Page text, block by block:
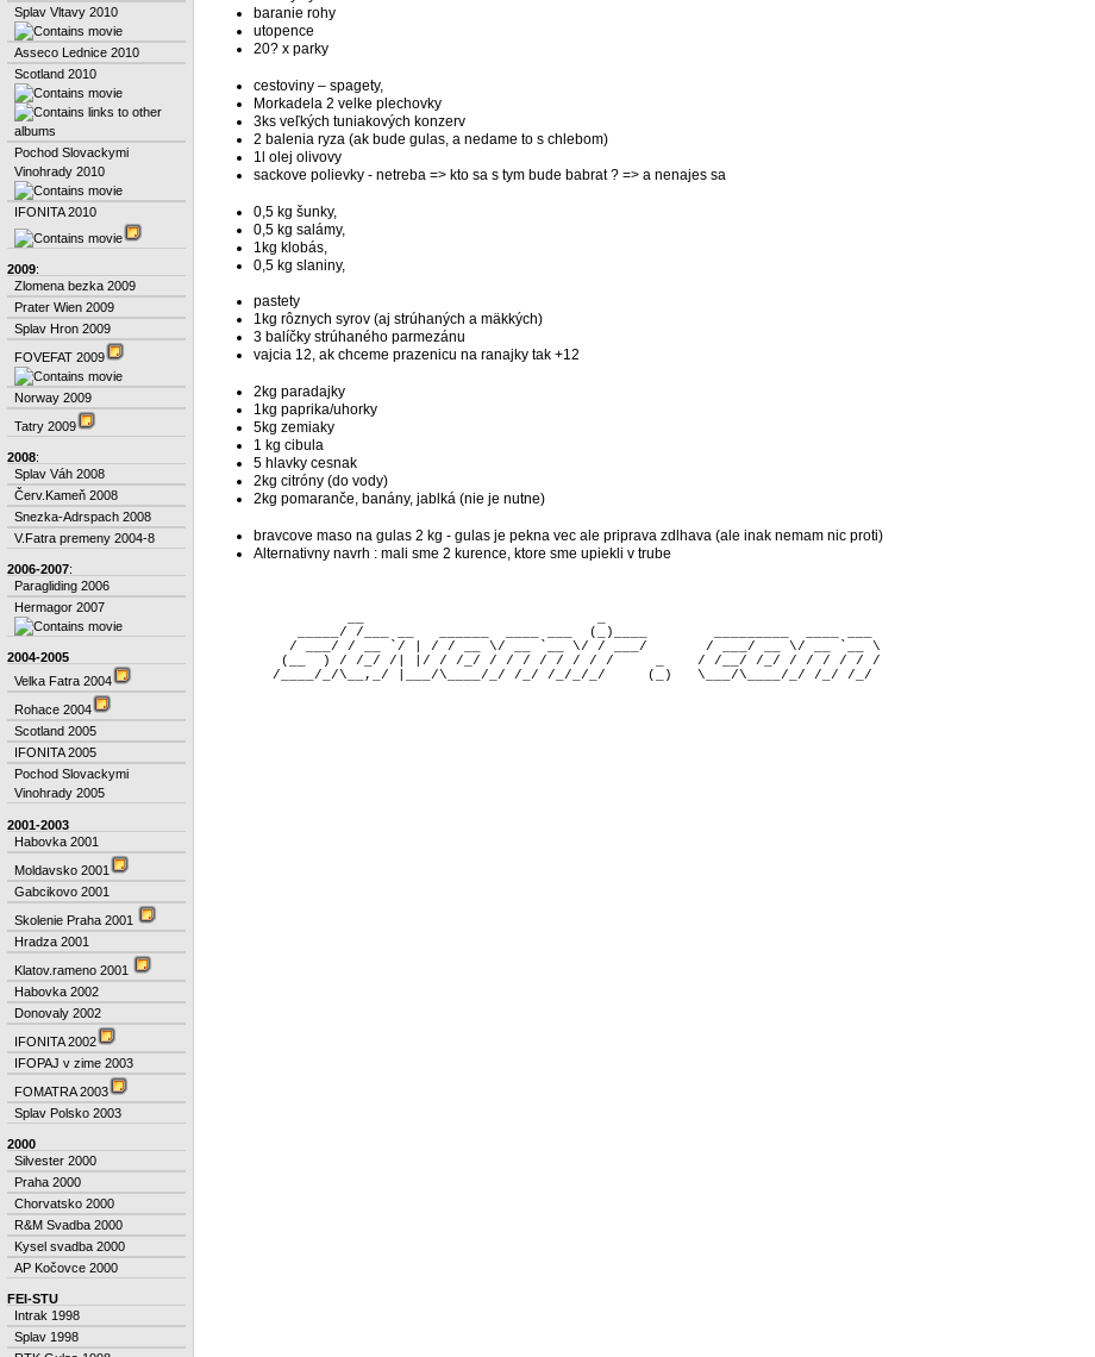
Splav Vltavy 2010
Asseco Lednice 2010
Scotland 2010
Pochod Slovackymi
Vinohrady 2010
IFONITA 2010
2009:
Zlomena bezka 2009
Prater Wien 2009
Splav Hron 2009
FOVEFAT 2009
Norway 2009
Tatry 2009
2008:
Splav Váh 2008
Červ.Kameň 2008
Snezka-Adrspach 2008
V.Fatra premeny 2004-8
2006-2007:
Paragliding 2006
Hermagor 2007
2004-2005
Velka Fatra 2004
Rohace 2004
Scotland 2005
IFONITA 2005
Pochod Slovackymi
Vinohrady 2005
2001-2003
Habovka 2001
Moldavsko 2001
Gabcikovo 2001
Skolenie Praha 2001
Hradza 2001
Klatov.rameno 2001
Habovka 2002
Donovaly 2002
IFONITA 2002
IFOPAJ v zime 2003
FOMATRA 2003
Splav Polsko 2003
2000
Silvester 2000
Praha 2000
Chorvatsko 2000
R&M Svadba 2000
Kysel svadba 2000
AP Kočovce 2000
FEI-STU
Intrak 1998
Splav 1998
baranie rohy
utopence
20? x parky
cestoviny – spagety,
Morkadela 2 velke plechovky
3ks veľkých tuniakových konzerv
2 balenia ryza (ak bude gulas, a nedame to s chlebom)
1l olej olivovy
sackove polievky - netreba => kto sa s tym bude babrat ? => a nenajes sa
0,5 kg šunky,
0,5 kg salámy,
1kg klobás,
0,5 kg slaniny,
pastety
1kg rôznych syrov (aj strúhaných a mäkkých)
3 balíčky strúhaného parmezánu
vajcia 12, ak chceme prazenicu na ranajky tak +12
2kg paradajky
1kg paprika/uhorky
5kg zemiaky
1 kg cibula
5 hlavky cesnak
2kg citróny (do vody)
2kg pomaranče, banány, jablká (nie je nutne)
bravcove maso na gulas 2 kg - gulas je pekna vec ale priprava zdlhava (ale inak nemam nic proti)
Alternativny navrh : mali sme 2 kurence, ktore sme upiekli v trube
           _____/ /___ __   ______  ____ ___  (_)____        _________  ____ ___
          / ___/ / __ `/ | / / __ \/ __ `__ \/ / ___/       / ___/ __ \/ __ `__ \
         (__  ) / /_/ /| |/ / /_/ / / / / / / / /     _    / /__/ /_/ / / / / / /